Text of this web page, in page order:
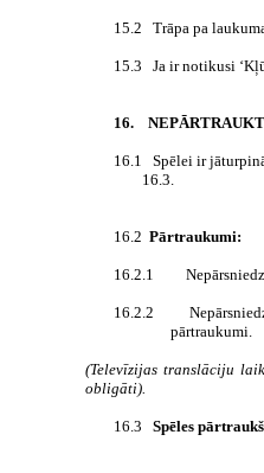
15.2 Trāpa pa
15.3 Ja ir notikusi
16.
16.1
Spēlei ir
16.3.
16.2 Pārtraukumi:
16.2.1
16.2.2
pārtraukumi.
(Televīzijas translāciju
obligāti).
16.3 Spēles